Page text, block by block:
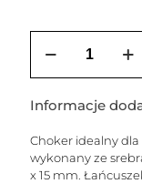
Choker
Informacje
Choker idealny
wykonany ze
x 15 mm.